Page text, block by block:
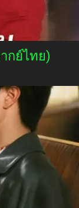
กย์ไทย)